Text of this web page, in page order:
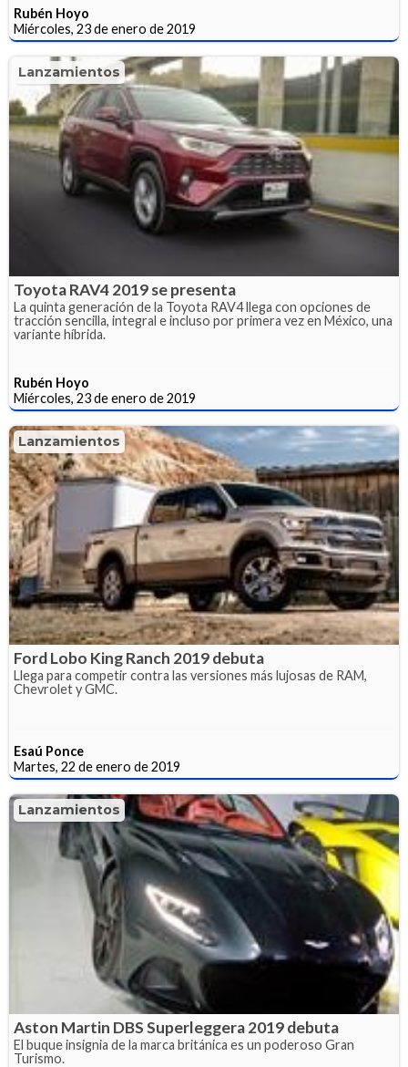
Rubén Hoyo
Miércoles, 23 de enero de 2019
Lanzamientos
Toyota RAV4 2019 se presenta
La quinta generación de la Toyota RAV4 llega con opciones de
tracción sencilla, integral e incluso por primera vez en México, una
variante híbrida.
Rubén Hoyo
Miércoles, 23 de enero de 2019
Lanzamientos
Ford Lobo King Ranch 2019 debuta
Llega para competir contra las versiones más lujosas de RAM,
Chevrolet y GMC.
Esaú Ponce
Martes, 22 de enero de 2019
Lanzamientos
Aston Martin DBS Superleggera 2019 debuta
El buque insignia de la marca británica es un poderoso Gran
Turismo.